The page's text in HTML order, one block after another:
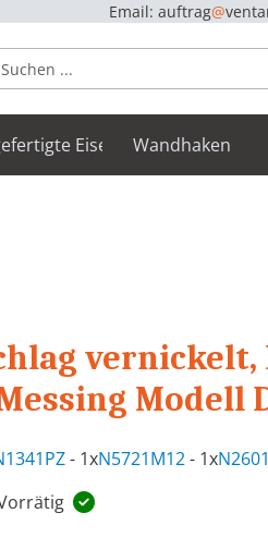
Email: auftrag@
Eisenbeschläge
Wandhaken
vernickelt,
Modell
- 1xN5721M12- 1x